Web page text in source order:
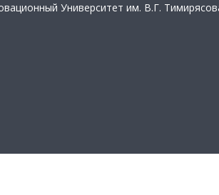
Университет им. В.Г.